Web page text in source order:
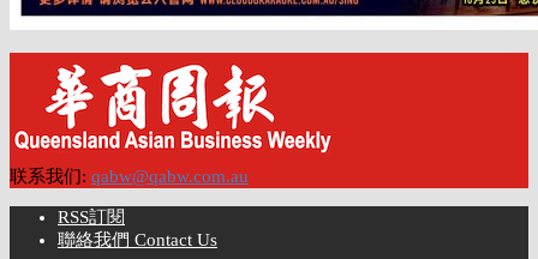
联系我们: qabw@qabw.com.au
RSS訂閱
聯絡我們 Contact Us